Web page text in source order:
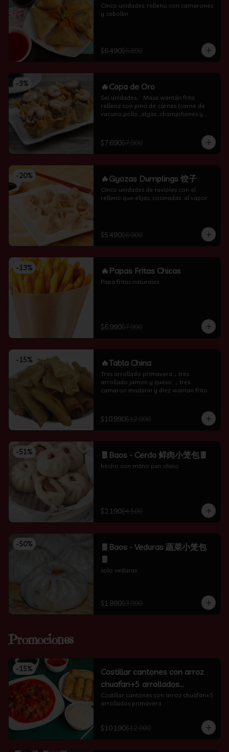
Cinco unidades. relleno con camarones
y cebollin
$6.490$6.890
-3% 🔥Copa de Oro
Sei unidades..   Masa wantán frita
rellena con pino de carnes (carne de
vacuno,pollo ,algas ,champiñones y
$7.690$7.900
-20% 🔥Gyozas Dumplings 饺子
Cinco unidades de ravioles con el
relleno que elijas, cocinadas  al vapor.
$5.490$6.900
-13% 🔥Papas Fritas Chicas
Papa fritas naturales
$6.990$7.990
-15% 🔥Tabla China
Tres arrollado primavera，tres
arrollado jamon y queso ，tres
camaron madarin y diez wantan frito.
$10.990$12.990
-51% 🧧Baos - Cerdo 鲜肉小笼包🧧
hecho con mano pan chino
$2.190$4.500
-50%
🧧Baos - Veduras 蔬菜小笼包
solo veduras
$1.990$3.990
Promociones
-15%
Costillar cantones con arroz
chuafan+5 arrollados
primavera
Costillar cantones con arroz chuafan+5
arrollados primavera
$10.190$12.000